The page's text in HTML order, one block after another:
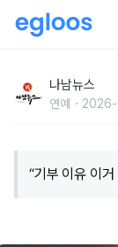
나남뉴스
연예
“기부 이유 이